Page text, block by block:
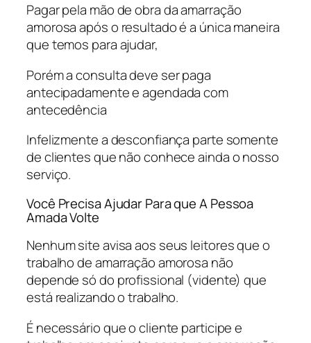
Pagar pela mão de obra da amarração
amorosa após o resultado é a única maneira
que temos para ajudar,
Porém a consulta deve ser paga
antecipadamente e agendada com
antecedência
Infelizmente a desconfiança parte somente
de clientes que não conhece ainda o nosso
serviço.
Você Precisa Ajudar Para que A Pessoa
Amada Volte
Nenhum site avisa aos seus leitores que o
trabalho de amarração amorosa não
depende só do profissional (vidente) que
está realizando o trabalho.
É necessário que o cliente participe e